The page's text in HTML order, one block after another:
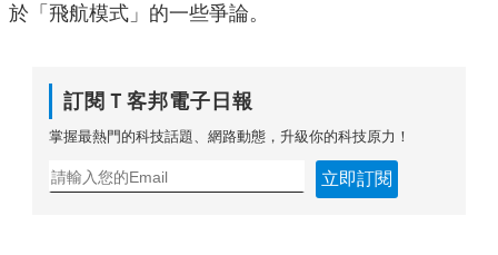
於「飛航模式」的一些爭論。
訂閱Ｔ客邦電子日報
掌握最熱門的科技話題、網路動態，升級你的科技原力！
立即訂閱